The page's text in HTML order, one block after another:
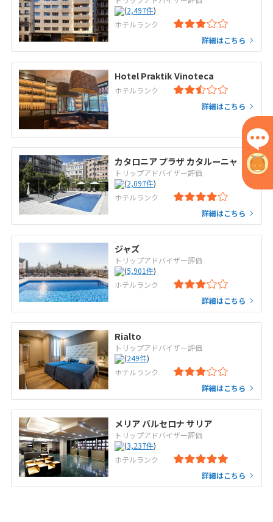
(2,497件)
ホテルランク
詳細はこちら
Hotel Praktik Vinoteca
ホテルランク
詳細はこちら
カタロニア プラザ カタルーニャ
トリップアドバイザー評価
(2,097件)
ホテルランク
詳細はこちら
ジャズ
トリップアドバイザー評価
(5,901件)
ホテルランク
詳細はこちら
Rialto
トリップアドバイザー評価
(249件)
ホテルランク
詳細はこちら
メリア バルセロナ サリア
トリップアドバイザー評価
(3,237件)
ホテルランク
詳細はこちら